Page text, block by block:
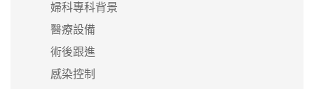
婦科專科背景
醫療設備
術後跟進
感染控制